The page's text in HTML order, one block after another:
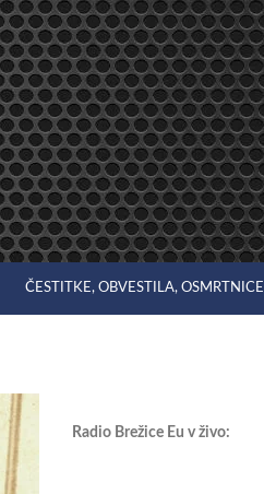
ČESTITKE, OBVESTILA, OSMRTNICE
Radio Brežice Eu v živo: